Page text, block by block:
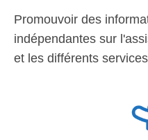
Promouvoir des
indépendantes sur
et les différents